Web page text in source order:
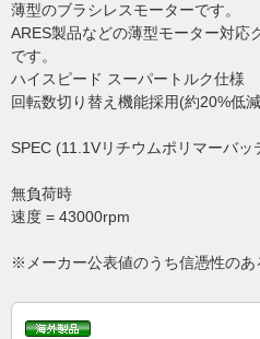
薄型のブラシレスモーターです。
ARES製品などの薄型モーター対応
です。
ハイスピード スーパートルク仕様
回転数切り替え機能採用(約20%低
SPEC (11.1Vリチウムポリマーバッ
無負荷時
速度 = 43000rpm
※メーカー公表値のうち信憑性のあ